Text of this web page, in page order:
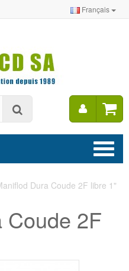
Français
Mon
Dura Coude 2F libre 1"
Coude 2F